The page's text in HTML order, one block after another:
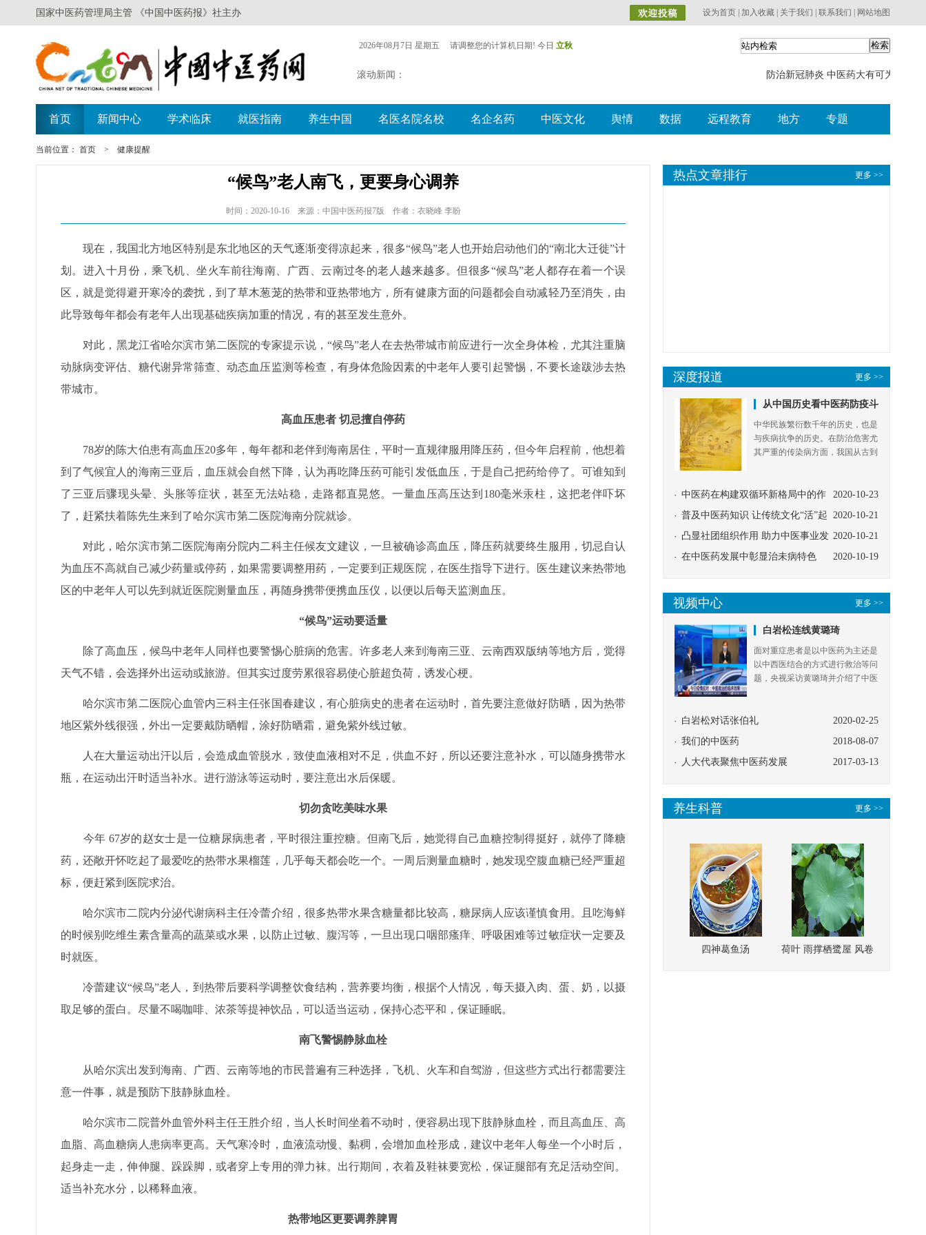
当前位置： 首页 > 健康提醒
“候鸟”老人南飞，更要身心调养
时间：2020-10-16 来源：中国中医药报7版 作者：衣晓峰 李盼
现在，我国北方地区特别是东北地区的天气逐渐变得凉起来，很多“候鸟”老人也开始启动他们的“南北大迁徙”计
划。进入十月份，乘飞机、坐火车前往海南、广西、云南过冬的老人越来越多。但很多“候鸟”老人都存在着一个误
区，就是觉得避开寒冷的袭扰，到了草木葱茏的热带和亚热带地方，所有健康方面的问题都会自动减轻乃至消失，由
此导致每年都会有老年人出现基础疾病加重的情况，有的甚至发生意外。
对此，黑龙江省哈尔滨市第二医院的专家提示说，“候鸟”老人在去热带城市前应进行一次全身体检，尤其注重脑
动脉病变评估、糖代谢异常筛查、动态血压监测等检查，有身体危险因素的中老年人要引起警惕，不要长途跋涉去热
带城市。
高血压患者 切忌擅自停药
78岁的陈大伯患有高血压20多年，每年都和老伴到海南居住，平时一直规律服用降压药，但今年启程前，他想着
到了气候宜人的海南三亚后，血压就会自然下降，认为再吃降压药可能引发低血压，于是自己把药给停了。可谁知到
了三亚后骤现头晕、头胀等症状，甚至无法站稳，走路都直晃悠。一量血压高压达到180毫米汞柱，这把老伴吓坏
了，赶紧扶着陈先生来到了哈尔滨市第二医院海南分院就诊。
对此，哈尔滨市第二医院海南分院内二科主任候友文建议，一旦被确诊高血压，降压药就要终生服用，切忌自认
为血压不高就自己减少药量或停药，如果需要调整用药，一定要到正规医院，在医生指导下进行。医生建议来热带地
区的中老年人可以先到就近医院测量血压，再随身携带便携血压仪，以便以后每天监测血压。
“候鸟”运动要适量
除了高血压，候鸟中老年人同样也要警惕心脏病的危害。许多老人来到海南三亚、云南西双版纳等地方后，觉得
天气不错，会选择外出运动或旅游。但其实过度劳累很容易使心脏超负荷，诱发心梗。
哈尔滨市第二医院心血管内三科主任张国春建议，有心脏病史的患者在运动时，首先要注意做好防晒，因为热带
地区紫外线很强，外出一定要戴防晒帽，涂好防晒霜，避免紫外线过敏。
人在大量运动出汗以后，会造成血管脱水，致使血液相对不足，供血不好，所以还要注意补水，可以随身携带水
瓶，在运动出汗时适当补水。进行游泳等运动时，要注意出水后保暖。
切勿贪吃美味水果
今年 67岁的赵女士是一位糖尿病患者，平时很注重控糖。但南飞后，她觉得自己血糖控制得挺好，就停了降糖
药，还敞开怀吃起了最爱吃的热带水果榴莲，几乎每天都会吃一个。一周后测量血糖时，她发现空腹血糖已经严重超
标，便赶紧到医院求治。
哈尔滨市二院内分泌代谢病科主任冷蕾介绍，很多热带水果含糖量都比较高，糖尿病人应该谨慎食用。且吃海鲜
的时候别吃维生素含量高的蔬菜或水果，以防止过敏、腹泻等，一旦出现口咽部瘙痒、呼吸困难等过敏症状一定要及
时就医。
冷蕾建议“候鸟”老人，到热带后要科学调整饮食结构，营养要均衡，根据个人情况，每天摄入肉、蛋、奶，以摄
取足够的蛋白。尽量不喝咖啡、浓茶等提神饮品，可以适当运动，保持心态平和，保证睡眠。
南飞警惕静脉血栓
从哈尔滨出发到海南、广西、云南等地的市民普遍有三种选择，飞机、火车和自驾游，但这些方式出行都需要注
意一件事，就是预防下肢静脉血栓。
哈尔滨市二院普外血管外科主任王胜介绍，当人长时间坐着不动时，便容易出现下肢静脉血栓，而且高血压、高
血脂、高血糖病人患病率更高。天气寒冷时，血液流动慢、黏稠，会增加血栓形成，建议中老年人每坐一个小时后，
起身走一走，伸伸腿、跺跺脚，或者穿上专用的弹力袜。出行期间，衣着及鞋袜要宽松，保证腿部有充足活动空间。
适当补充水分，以稀释血液。
热带地区更要调养脾胃